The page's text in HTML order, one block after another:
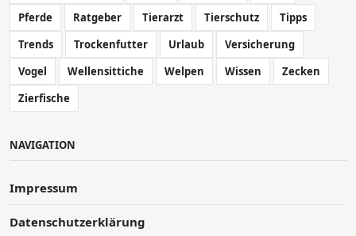
Pferde
Ratgeber Tierarzt Tierschutz
Tipps
Trends
Trockenfutter Urlaub
Versicherung
Vogel
Wellensittiche Welpen Wissen
Zecken
Zierfische
NAVIGATION
Impressum
Datenschutzerklärung